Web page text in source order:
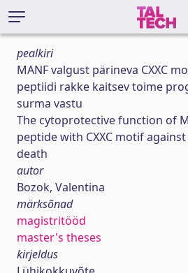
pealkiri
MANF valgust pärineva CXXC
peptiidi rakke kaitsev toime
surma vastu
The cytoprotective function of
peptide with CXXC motif
death
autor
Bozok, Valentina
märksõnad
magistritööd
master's theses
kirjeldus